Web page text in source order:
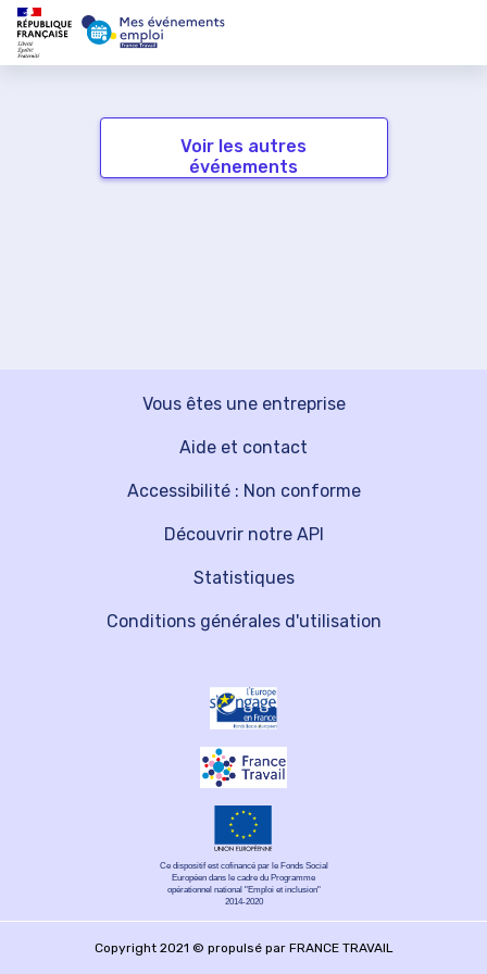
Voir les autres
événements
Vous êtes une entreprise
Découvrir notre API
Aide et contact
Statistiques
Accessibilité : Non conforme
Conditions générales d'utilisation
Ce dispositif est cofinancé par le Fonds Social
Européen dans le cadre du Programme
opérationnel national "Emploi et inclusion"
2014-2020
Copyright 2021 © propulsé par FRANCE TRAVAIL